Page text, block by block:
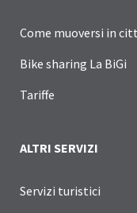
Come muoversi in
Bike sharing La BiGi
Tariffe
ALTRI SERVIZI
Servizi turistici